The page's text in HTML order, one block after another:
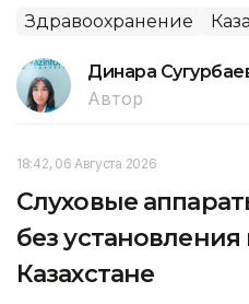
Здравоохранение
Динара
Автор
18:42, 06 Августа 2026
Слуховые
без
Казахстане